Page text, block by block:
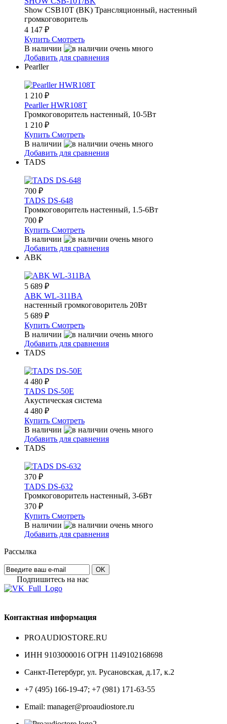
Show CSB10T (BK) Трансляционный, настенный
громкоговоритель
4 147 ₽
Купить Смотреть
В наличии
Добавить для сравнения
Pearller
1 210 ₽
Pearller HWR108T
Громкоговоритель настенный, 10-5Вт
1 210 ₽
Купить Смотреть
В наличии
Добавить для сравнения
TADS
700 ₽
TADS DS-648
Громкоговоритель настенный, 1.5-6Вт
700 ₽
Купить Смотреть
В наличии
Добавить для сравнения
ABK
5 689 ₽
ABK WL-311BА
настенный громкоговоритель 20Вт
5 689 ₽
Купить Смотреть
В наличии
Добавить для сравнения
TADS
4 480 ₽
TADS DS-50E
Акустическая система
4 480 ₽
Купить Смотреть
В наличии
Добавить для сравнения
TADS
370 ₽
TADS DS-632
Громкоговоритель настенный, 3-6Вт
370 ₽
Купить Смотреть
В наличии
Добавить для сравнения
Рассылка
OK
Подпишитесь на наc
Контактная информация
PROAUDIOSTORE.RU
ИНН 9103000016 ОГРН 1149102168698
Санкт-Петербург, ул. Русановская, д.17, к.2
+7 (495) 166-19-47; +7 (981) 171-63-55
Email: manager@proaudiostore.ru